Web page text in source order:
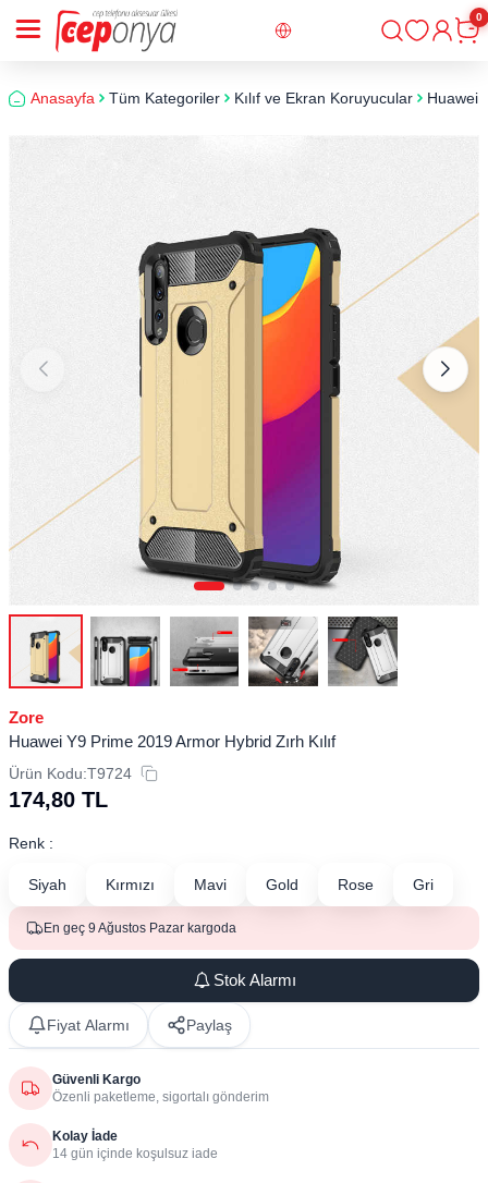
Giriş
0
Anasayfa Tüm Kategoriler Kılıf ve Ekran Koruyucular Huawei
Zore
Huawei Y9 Prime 2019 Armor Hybrid Zırh Kılıf
Ürün Kodu:T9724
174,80 TL
Renk :
Siyah Kırmızı Mavi Gold Rose Gri
En geç 9 Ağustos Pazar kargoda
Stok Alarmı
Fiyat Alarmı Paylaş
Güvenli Kargo
Özenli paketleme, sigortalı gönderim
Kolay İade
14 gün içinde koşulsuz iade